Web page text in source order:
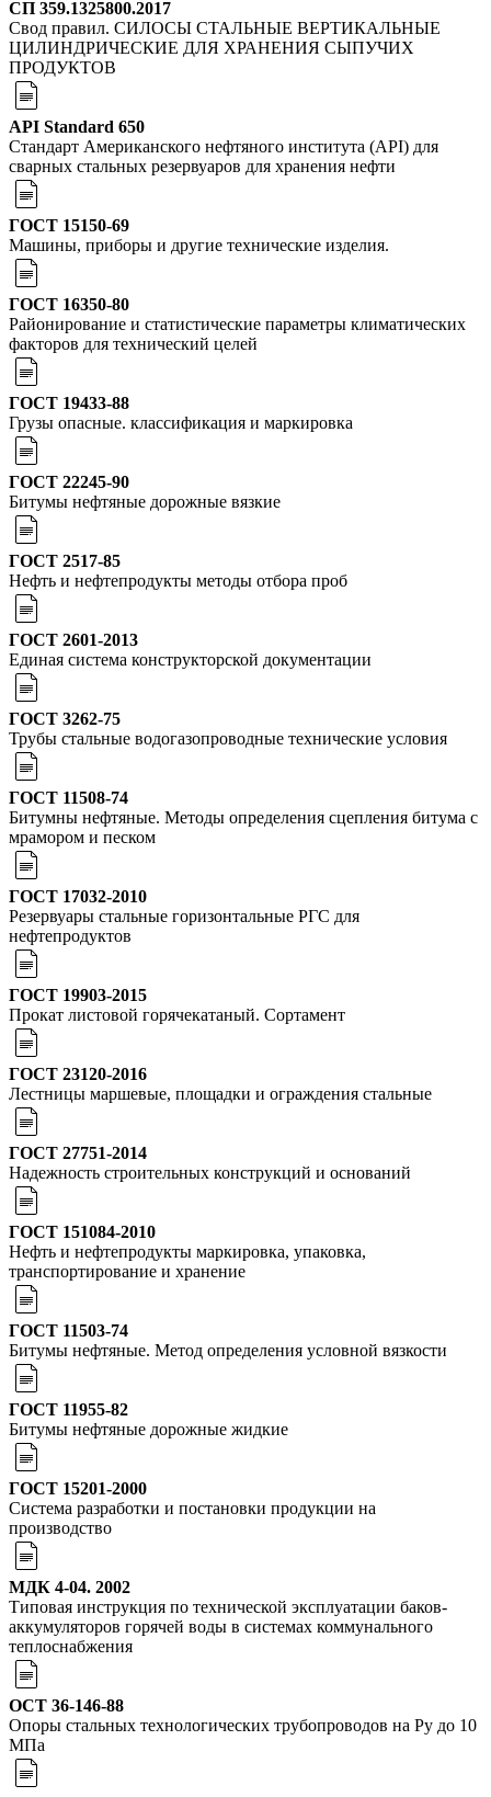
СП 359.1325800.2017
Свод правил. СИЛОСЫ СТАЛЬНЫЕ ВЕРТИКАЛЬНЫЕ
ЦИЛИНДРИЧЕСКИЕ ДЛЯ ХРАНЕНИЯ СЫПУЧИХ
ПРОДУКТОВ
API Standard 650
Стандарт Американского нефтяного института (API) для
сварных стальных резервуаров для хранения нефти
ГОСТ 15150-69
Машины, приборы и другие технические изделия.
ГОСТ 16350-80
Районирование и статистические параметры климатических
факторов для технический целей
ГОСТ 19433-88
Грузы опасные. классификация и маркировка
ГОСТ 22245-90
Битумы нефтяные дорожные вязкие
ГОСТ 2517-85
Нефть и нефтепродукты методы отбора проб
ГОСТ 2601-2013
Единая система конструкторской документации
ГОСТ 3262-75
Трубы стальные водогазопроводные технические условия
ГОСТ 11508-74
Битумны нефтяные. Методы определения сцепления битума с
мрамором и песком
ГОСТ 17032-2010
Резервуары стальные горизонтальные РГС для
нефтепродуктов
ГОСТ 19903-2015
Прокат листовой горячекатаный. Сортамент
ГОСТ 23120-2016
Лестницы маршевые, площадки и ограждения стальные
ГОСТ 27751-2014
Надежность строительных конструкций и оснований
ГОСТ 151084-2010
Нефть и нефтепродукты маркировка, упаковка,
транспортирование и хранение
ГОСТ 11503-74
Битумы нефтяные. Метод определения условной вязкости
ГОСТ 11955-82
Битумы нефтяные дорожные жидкие
ГОСТ 15201-2000
Система разработки и постановки продукции на
производство
МДК 4-04. 2002
Типовая инструкция по технической эксплуатации баков-
аккумуляторов горячей воды в системах коммунального
теплоснабжения
OCT 36-146-88
Опоры стальных технологических трубопроводов на Ру до 10
МПа